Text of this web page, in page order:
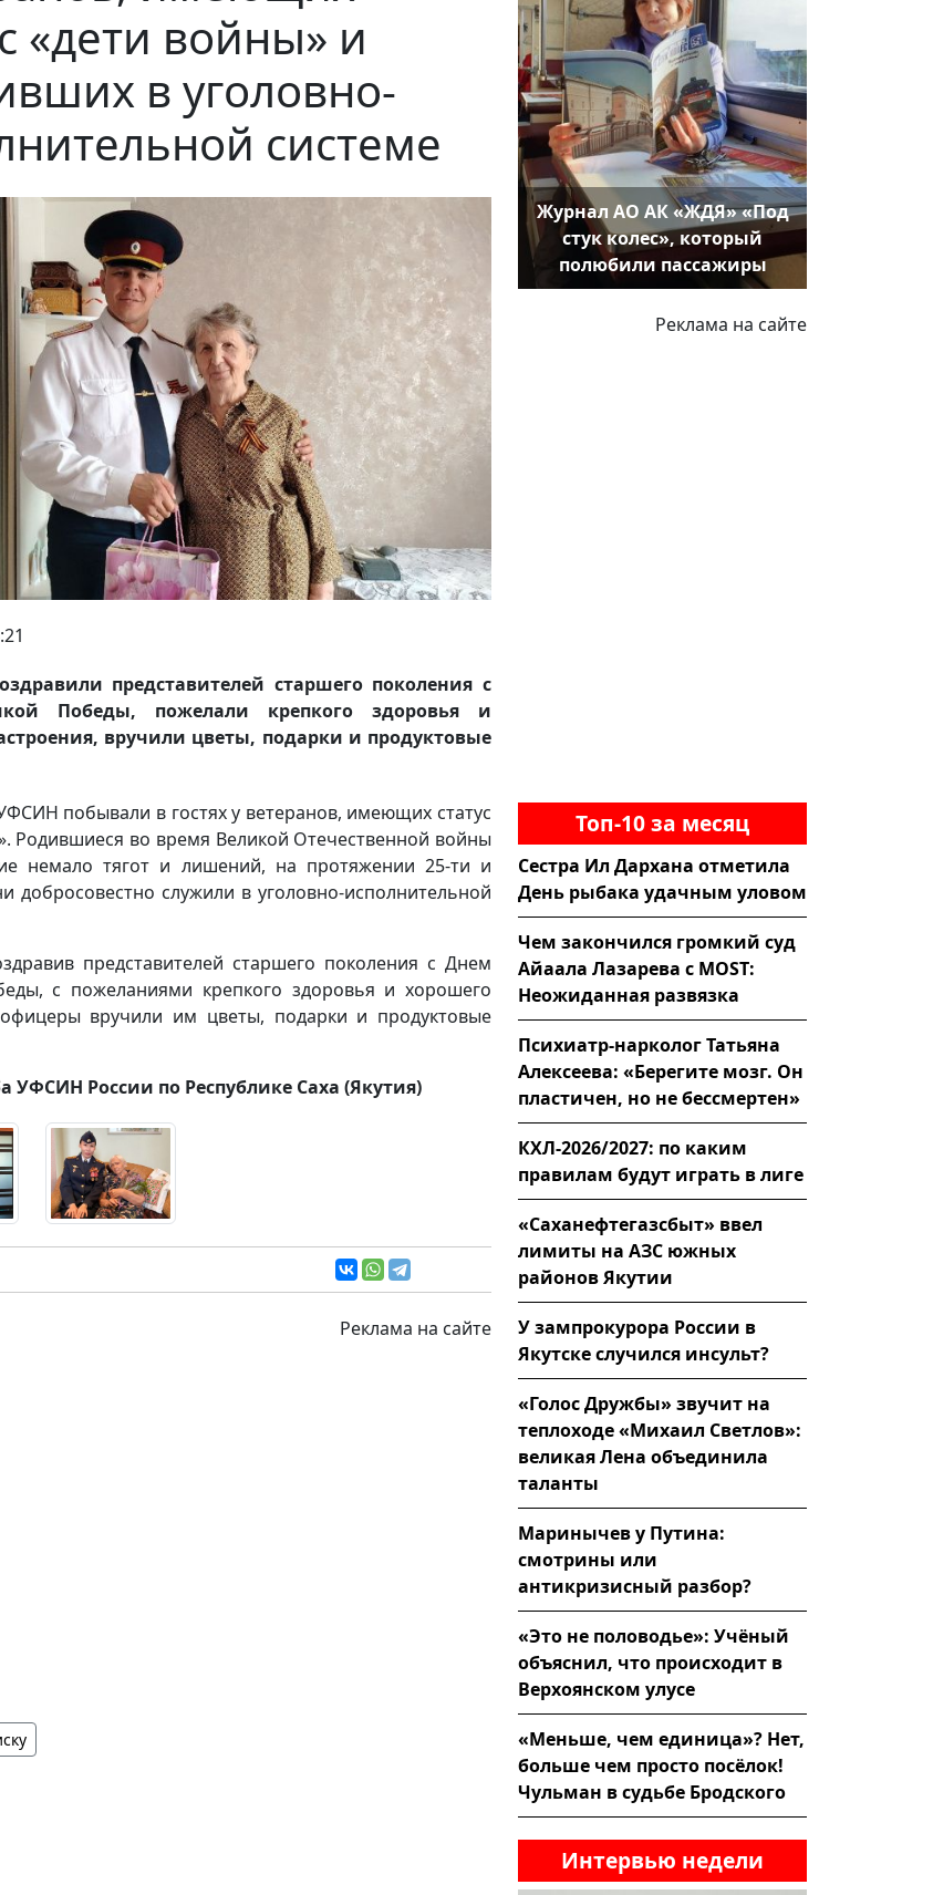
«дети войны» и
в уголовно-
системе
представителей старшего поколения с
Победы, пожелали крепкого здоровья и
вручили цветы, подарки и продуктовые
побывали в гостях у ветеранов, имеющих статус
Родившиеся во время Великой Отечественной войны
немало тягот и лишений, на протяжении 25-ти и
добросовестно служили в уголовно-исполнительной
представителей старшего поколения с Днем
с пожеланиями крепкого здоровья и хорошего
вручили им цветы, подарки и продуктовые
УФСИН России по Республике Саха (Якутия)
Реклама на сайте
Журнал АО АК «ЖДЯ» «Под
стук колес», который
полюбили пассажиры
Реклама на сайте
Топ-10 за месяц
Сестра Ил Дархана отметила
День рыбака удачным уловом
Чем закончился громкий суд
Айаала Лазарева с MOST:
Неожиданная развязка
Психиатр-нарколог Татьяна
Алексеева: «Берегите мозг. Он
пластичен, но не бессмертен»
КХЛ-2026/2027: по каким
правилам будут играть в лиге
«Саханефтегазсбыт» ввел
лимиты на АЗС южных
районов Якутии
У зампрокурора России в
Якутске случился инсульт?
«Голос Дружбы» звучит на
теплоходе «Михаил Светлов»:
великая Лена объединила
таланты
Маринычев у Путина:
смотрины или
антикризисный разбор?
«Это не половодье»: Учёный
объяснил, что происходит в
Верхоянском улусе
«Меньше, чем единица»? Нет,
больше чем просто посёлок!
Чульман в судьбе Бродского
Интервью недели